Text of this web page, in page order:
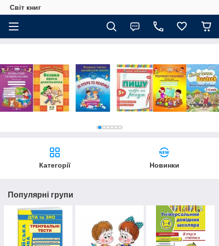
Світ книг
Категорії Новинки
Популярні групи